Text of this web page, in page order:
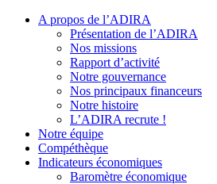
A propos de l’ADIRA
Présentation de l’ADIRA
Nos missions
Rapport d’activité
Notre gouvernance
Nos principaux financeurs
Notre histoire
L’ADIRA recrute !
Notre équipe
Compéthèque
Indicateurs économiques
Baromètre économique